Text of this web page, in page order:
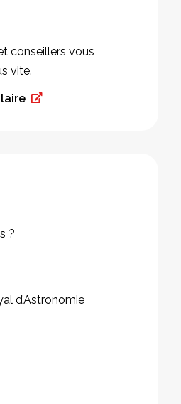
conseillers vous
vite.
?
d’Astronomie